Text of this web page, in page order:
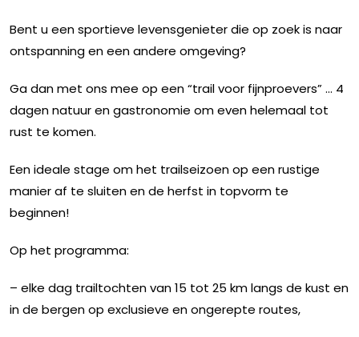
Bent u een sportieve levensgenieter die op zoek is naar
ontspanning en een andere omgeving?
Ga dan met ons mee op een “trail voor fijnproevers” ... 4
dagen natuur en gastronomie om even helemaal tot
rust te komen.
Een ideale stage om het trailseizoen op een rustige
manier af te sluiten en de herfst in topvorm te
beginnen!
Op het programma:
– elke dag trailtochten van 15 tot 25 km langs de kust en
in de bergen op exclusieve en ongerepte routes,